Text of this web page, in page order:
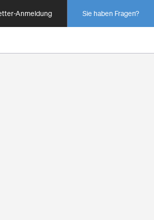
Anmeldung Sie haben Fragen?